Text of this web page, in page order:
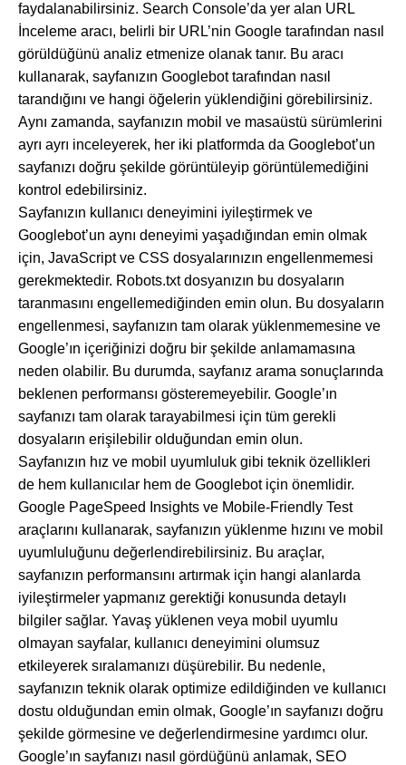
faydalanabilirsiniz. Search Console’da yer alan URL
İnceleme aracı, belirli bir URL’nin Google tarafından nasıl
görüldüğünü analiz etmenize olanak tanır. Bu aracı
kullanarak, sayfanızın Googlebot tarafından nasıl
tarandığını ve hangi öğelerin yüklendiğini görebilirsiniz.
Aynı zamanda, sayfanızın mobil ve masaüstü sürümlerini
ayrı ayrı inceleyerek, her iki platformda da Googlebot’un
sayfanızı doğru şekilde görüntüleyip görüntülemediğini
kontrol edebilirsiniz.
Sayfanızın kullanıcı deneyimini iyileştirmek ve
Googlebot’un aynı deneyimi yaşadığından emin olmak
için, JavaScript ve CSS dosyalarınızın engellenmemesi
gerekmektedir. Robots.txt dosyanızın bu dosyaların
taranmasını engellemediğinden emin olun. Bu dosyaların
engellenmesi, sayfanızın tam olarak yüklenmemesine ve
Google’ın içeriğinizi doğru bir şekilde anlamamasına
neden olabilir. Bu durumda, sayfanız arama sonuçlarında
beklenen performansı gösteremeyebilir. Google’ın
sayfanızı tam olarak tarayabilmesi için tüm gerekli
dosyaların erişilebilir olduğundan emin olun.
Sayfanızın hız ve mobil uyumluluk gibi teknik özellikleri
de hem kullanıcılar hem de Googlebot için önemlidir.
Google PageSpeed Insights ve Mobile-Friendly Test
araçlarını kullanarak, sayfanızın yüklenme hızını ve mobil
uyumluluğunu değerlendirebilirsiniz. Bu araçlar,
sayfanızın performansını artırmak için hangi alanlarda
iyileştirmeler yapmanız gerektiği konusunda detaylı
bilgiler sağlar. Yavaş yüklenen veya mobil uyumlu
olmayan sayfalar, kullanıcı deneyimini olumsuz
etkileyerek sıralamanızı düşürebilir. Bu nedenle,
sayfanızın teknik olarak optimize edildiğinden ve kullanıcı
dostu olduğundan emin olmak, Google’ın sayfanızı doğru
şekilde görmesine ve değerlendirmesine yardımcı olur.
Google’ın sayfanızı nasıl gördüğünü anlamak, SEO